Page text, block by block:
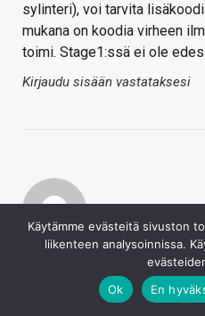
sylinteri), voi tarvita
mukana on koodia virheen
toimi. Stage1:ssä ei ole
Kirjaudu sisään vastataksesi
Jive
Secure Boot on IPR suojaus
kanssa kohtuullisen hyvä
Käytämme evästeitä sivuston
liikenteen analysoinnissa.
Ok
En